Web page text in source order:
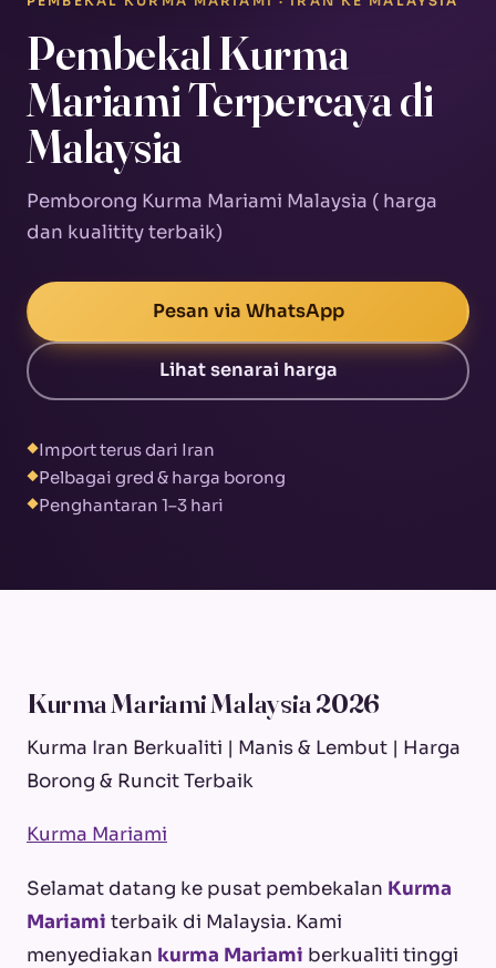
Pembekal Kurma
Mariami Terpercaya di
Malaysia
Pemborong Kurma Mariami Malaysia ( harga
dan kualitity terbaik)
Pesan via WhatsApp
Lihat senarai harga
◆Import terus dari Iran
◆Pelbagai gred & harga borong
◆Penghantaran 1–3 hari
Kurma Mariami Malaysia 2026
Kurma Iran Berkualiti | Manis & Lembut | Harga
Borong & Runcit Terbaik
Kurma Mariami
Selamat datang ke pusat pembekalan Kurma
Mariami terbaik di Malaysia. Kami
menyediakan kurma Mariami berkualiti tinggi